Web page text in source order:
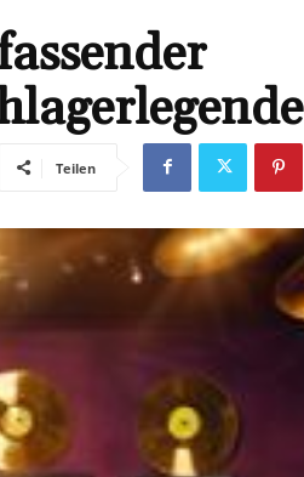
Teilen